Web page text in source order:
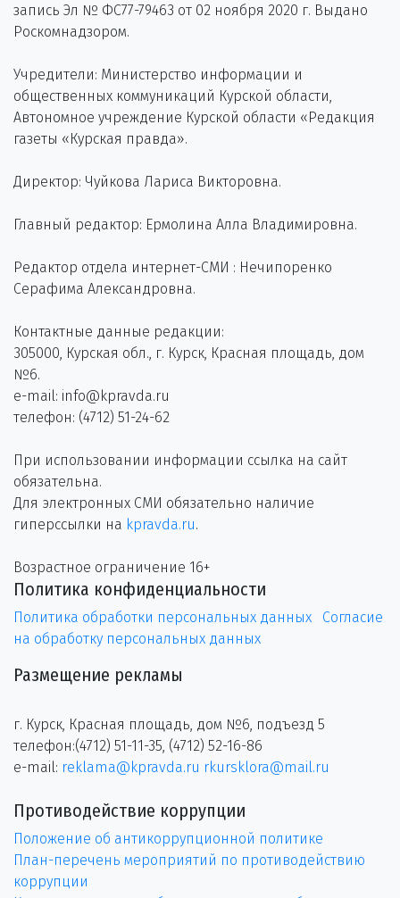
запись Эл № ФС77-79463 от 02 ноября 2020 г. Выдано
Роскомнадзором.
Учредители: Министерство информации и
общественных коммуникаций Курской области,
Автономное учреждение Курской области «Редакция
газеты «Курская правда».
Директор: Чуйкова Лариса Викторовна.
Главный редактор: Ермолина Алла Владимировна.
Редактор отдела интернет-СМИ : Нечипоренко
Серафима Александровна.
Контактные данные редакции:
305000, Курская обл., г. Курск, Красная площадь, дом
№6.
e-mail: info@kpravda.ru
телефон: (4712) 51-24-62
При использовании информации ссылка на сайт
обязательна.
Для электронных СМИ обязательно наличие
гиперссылки на kpravda.ru.
Возрастное ограничение 16+
Политика конфиденциальности
Политика обработки персональных данных
Согласие
на обработку персональных данных
Размещение рекламы
г. Курск, Красная площадь, дом №6, подъезд 5
телефон:(4712) 51-11-35, (4712) 52-16-86
e-mail: reklama@kpravda.ru rkursklora@mail.ru
Противодействие коррупции
Положение об антикоррупционной политике
План-перечень мероприятий по противодействию
коррупции